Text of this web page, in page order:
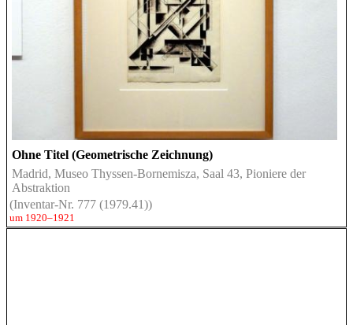
Ohne Titel (Geometrische Zeichnung)
Madrid, Museo Thyssen-Bornemisza, Saal 43, Pioniere der
Abstraktion
(Inventar-Nr. 777 (1979.41))
um 1920–1921